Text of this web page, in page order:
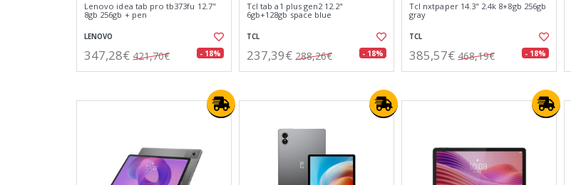
Lenovo idea tab pro tb373fu 12.7"
8gb 256gb + pen
LENOVO
347,28€ 421,70€ - 18%
Tcl tab a1 plus gen2 12.2"
6gb+128gb space blue
TCL
237,39€ 288,26€ - 18%
Tcl nxtpaper 14.3" 2.4k 8+8gb 256gb
gray
TCL
385,57€ 468,19€ - 18%